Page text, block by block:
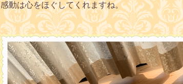
感動は心をほぐしてくれますね。